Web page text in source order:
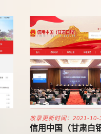
收录更新时间：2021-
信用中国（甘肃白